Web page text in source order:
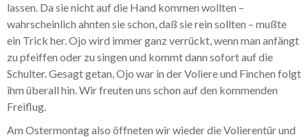
lassen. Da sie nicht auf die Hand kommen wollten –
wahrscheinlich ahnten sie schon, daß sie rein sollten – mußte
ein Trick her. Ojo wird immer ganz verrückt, wenn man anfängt
zu pfeiffen oder zu singen und kommt dann sofort auf die
Schulter. Gesagt getan, Ojo war in der Voliere und Finchen folgt
ihm überall hin. Wir freuten uns schon auf den kommenden
Freiflug.
Am Ostermontag also öffneten wir wieder die Volierentür und